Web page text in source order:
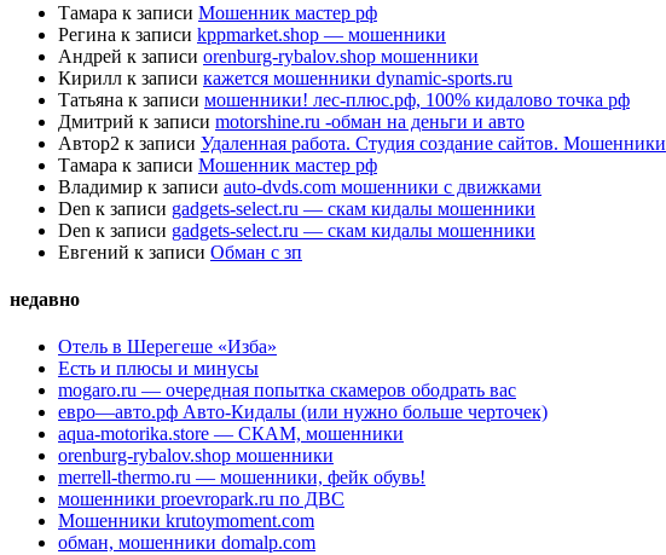
Тамара к записи Мошенник мастер рф
Регина к записи kppmarket.shop — мошенники
Андрей к записи orenburg-rybalov.shop мошенники
Кирилл к записи кажется мошенники dynamic-sports.ru
Татьяна к записи мошенники! лес-плюс.рф, 100% кидалово точка рф
Дмитрий к записи motorshine.ru -обман на деньги и авто
Автор2 к записи Удаленная работа. Студия создание сайтов. Мошенники
Тамара к записи Мошенник мастер рф
Владимир к записи auto-dvds.com мошенники с движками
Den к записи gadgets-select.ru — скам кидалы мошенники
Den к записи gadgets-select.ru — скам кидалы мошенники
Евгений к записи Обман с зп
недавно
Отель в Шерегеше «Изба»
Есть и плюсы и минусы
mogaro.ru — очередная попытка скамеров ободрать вас
евро—авто.рф Авто-Кидалы (или нужно больше черточек)
aqua-motorika.store — СКАМ, мошенники
orenburg-rybalov.shop мошенники
merrell-thermo.ru — мошенники, фейк обувь!
мошенники proevropark.ru по ДВС
Мошенники krutoymoment.com
обман, мошенники domalp.com